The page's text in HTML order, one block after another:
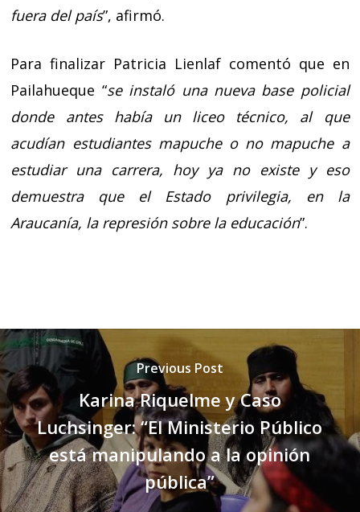
fuera del país”, afirmó.
Para finalizar Patricia Lienlaf comentó que en
Pailahueque “se instaló una nueva base policial
donde antes había un liceo técnico, al que
acudían estudiantes mapuche o no mapuche a
estudiar una carrera, hoy ya no existe y eso
demuestra que el Estado privilegia, en la
Araucanía, la represión sobre la educación”.
Previous Post
Karina Riquelme y Caso
Luchsinger: “El Ministerio Público
está manipulando a la opinión
pública”